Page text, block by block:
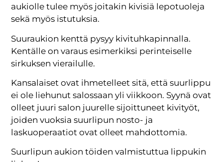
aukiolle tulee myös joitakin kivisiä lepotuoleja
sekä myös istutuksia.
Suuraukion kenttä pysyy kivituhkapinnalla.
Kentälle on varaus esimerkiksi perinteiselle
sirkuksen vierailulle.
Kansalaiset ovat ihmetelleet sitä, että suurlippu
ei ole liehunut salossaan yli viikkoon. Syynä ovat
olleet juuri salon juurelle sijoittuneet kivityöt,
joiden vuoksia suurlipun nosto- ja
laskuoperaatiot ovat olleet mahdottomia.
Suurlipun aukion töiden valmistuttua lippukin